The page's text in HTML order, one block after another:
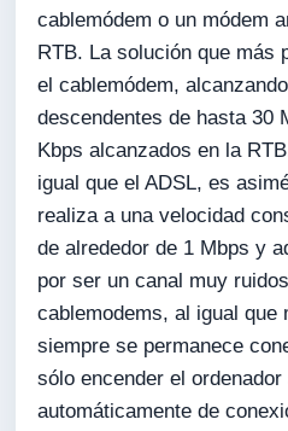
cablemódem o un módem
RTB. La solución que más
el cablemódem,
descendentes de hasta 30
Kbps alcanzados en la
igual que el ADSL, es
realiza a una velocidad
de alrededor de 1 Mbps y
por ser un canal muy
cablemodems, al igual que
siempre se permanece
sólo encender el
automáticamente de